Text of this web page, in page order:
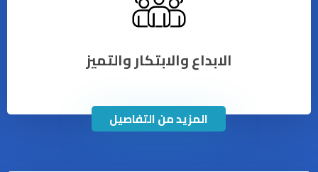
الابداع والابتكار والتميز
المزيد من التفاصيل